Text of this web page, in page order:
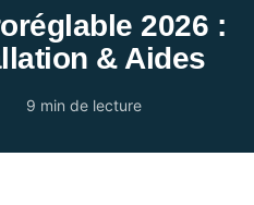
2026 :
& Aides
9 min de lecture